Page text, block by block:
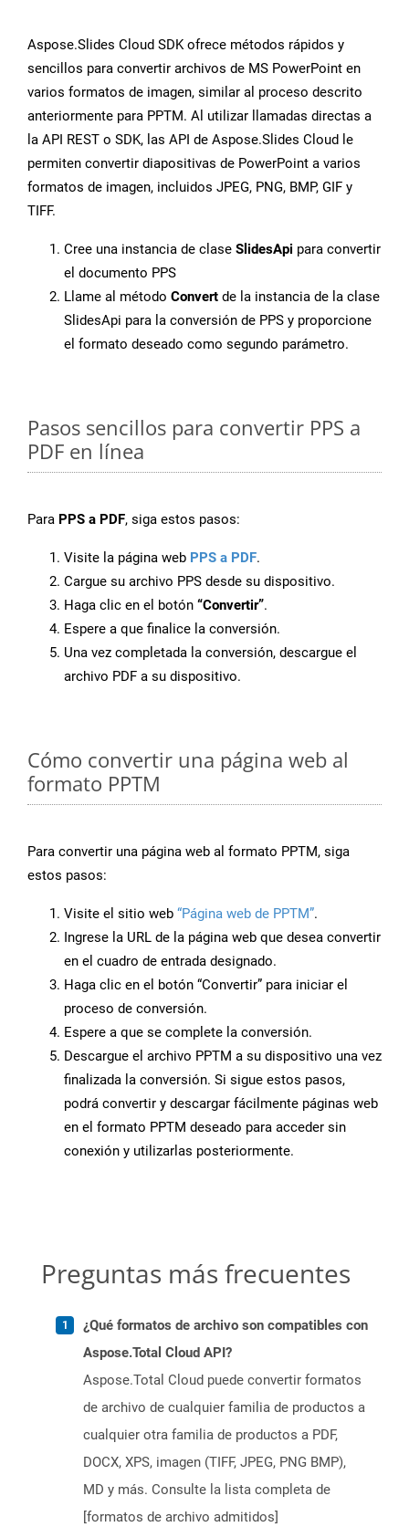
Aspose.Slides Cloud SDK ofrece métodos rápidos y
sencillos para convertir archivos de MS PowerPoint en
varios formatos de imagen, similar al proceso descrito
anteriormente para PPTM. Al utilizar llamadas directas a
la API REST o SDK, las API de Aspose.Slides Cloud le
permiten convertir diapositivas de PowerPoint a varios
formatos de imagen, incluidos JPEG, PNG, BMP, GIF y
TIFF.
Cree una instancia de clase SlidesApi para convertir
el documento PPS
Llame al método Convert de la instancia de la clase
SlidesApi para la conversión de PPS y proporcione
el formato deseado como segundo parámetro.
Pasos sencillos para convertir PPS a
PDF en línea
Para PPS a PDF, siga estos pasos:
Visite la página web PPS a PDF.
Cargue su archivo PPS desde su dispositivo.
Haga clic en el botón “Convertir”.
Espere a que finalice la conversión.
Una vez completada la conversión, descargue el
archivo PDF a su dispositivo.
Cómo convertir una página web al
formato PPTM
Para convertir una página web al formato PPTM, siga
estos pasos:
Visite el sitio web “Página web de PPTM”.
Ingrese la URL de la página web que desea convertir
en el cuadro de entrada designado.
Haga clic en el botón “Convertir” para iniciar el
proceso de conversión.
Espere a que se complete la conversión.
Descargue el archivo PPTM a su dispositivo una vez
finalizada la conversión. Si sigue estos pasos,
podrá convertir y descargar fácilmente páginas web
en el formato PPTM deseado para acceder sin
conexión y utilizarlas posteriormente.
Preguntas más frecuentes
¿Qué formatos de archivo son compatibles con
Aspose.Total Cloud API?
Aspose.Total Cloud puede convertir formatos
de archivo de cualquier familia de productos a
cualquier otra familia de productos a PDF,
DOCX, XPS, imagen (TIFF, JPEG, PNG BMP),
MD y más. Consulte la lista completa de
[formatos de archivo admitidos]